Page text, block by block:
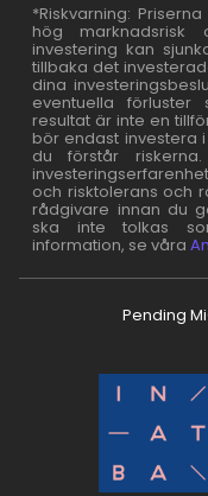
*Riskvarning:
hög marknadsrisk
investering kan
tillbaka det
dina
eventuella
resultat är inte en
bör endast investera
du förstår
och risktolerans och
rådgivare innan du
ska inte tolkas
information, se våra
Pending